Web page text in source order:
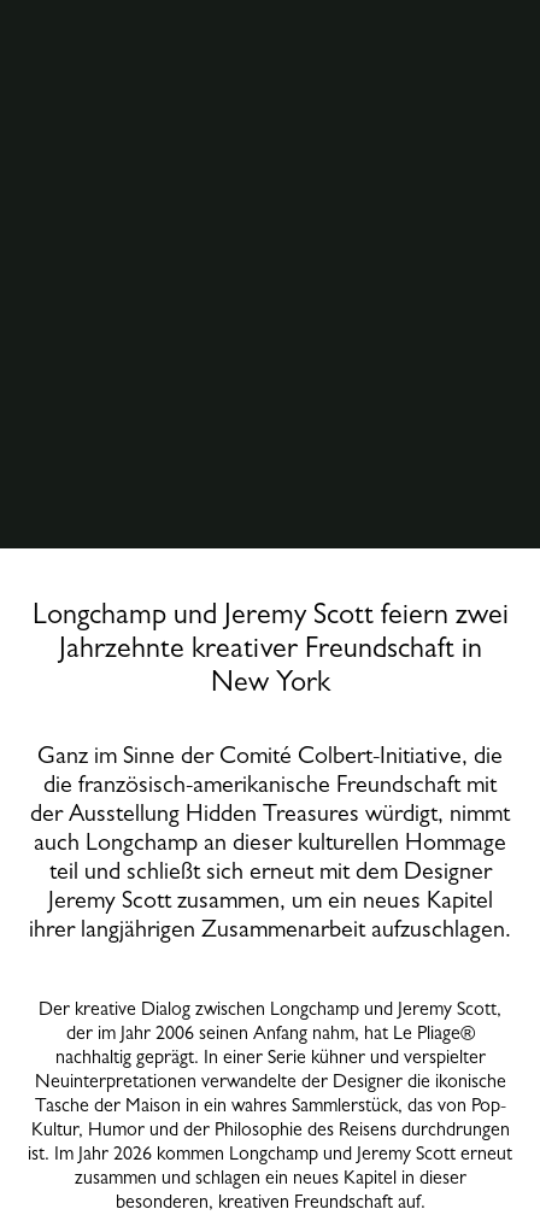
Longchamp und Jeremy Scott feiern zwei
Jahrzehnte kreativer Freundschaft in
New York
Ganz im Sinne der Comité Colbert-Initiative, die
die französisch-amerikanische Freundschaft mit
der Ausstellung Hidden Treasures würdigt, nimmt
auch Longchamp an dieser kulturellen Hommage
teil und schließt sich erneut mit dem Designer
Jeremy Scott zusammen, um ein neues Kapitel
ihrer langjährigen Zusammenarbeit aufzuschlagen.
Der kreative Dialog zwischen Longchamp und Jeremy Scott,
der im Jahr 2006 seinen Anfang nahm, hat Le Pliage®
nachhaltig geprägt. In einer Serie kühner und verspielter
Neuinterpretationen verwandelte der Designer die ikonische
Tasche der Maison in ein wahres Sammlerstück, das von Pop-
Kultur, Humor und der Philosophie des Reisens durchdrungen
ist. Im Jahr 2026 kommen Longchamp und Jeremy Scott erneut
zusammen und schlagen ein neues Kapitel in dieser
besonderen, kreativen Freundschaft auf.